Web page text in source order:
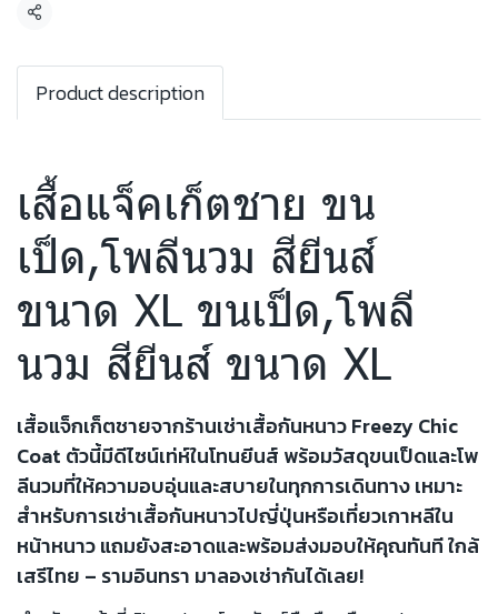
แชร์
Product description
เสื้อแจ็คเก็ตชาย ขน
เป็ด,โพลีนวม สียีนส์
ขนาด XL ขนเป็ด,โพลี
นวม สียีนส์ ขนาด XL
เสื้อแจ็กเก็ตชายจากร้านเช่าเสื้อกันหนาว Freezy Chic
Coat ตัวนี้มีดีไซน์เท่ห์ในโทนยีนส์ พร้อมวัสดุขนเป็ดและโพ
ลีนวมที่ให้ความอบอุ่นและสบายในทุกการเดินทาง เหมาะ
สำหรับการเช่าเสื้อกันหนาวไปญี่ปุ่นหรือเที่ยวเกาหลีใน
หน้าหนาว แถมยังสะอาดและพร้อมส่งมอบให้คุณทันที ใกล้
เสรีไทย – รามอินทรา มาลองเช่ากันได้เลย!